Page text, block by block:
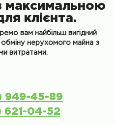
максимальною
клієнта.
вам найбільш вигідний
обміну нерухомого майна з
витратами.
949-45-89
621-04-52